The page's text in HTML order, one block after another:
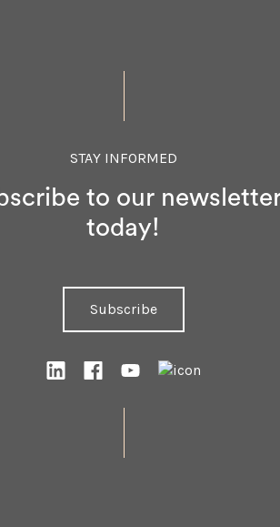
STAY INFORMED
to our
today!
Subscribe